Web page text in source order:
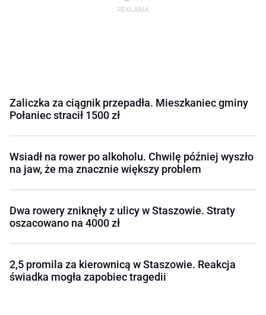
Zaliczka za ciągnik przepadła. Mieszkaniec gminy
Połaniec stracił 1500 zł
Wsiadł na rower po alkoholu. Chwilę później wyszło
na jaw, że ma znacznie większy problem
Dwa rowery zniknęły z ulicy w Staszowie. Straty
oszacowano na 4000 zł
2,5 promila za kierownicą w Staszowie. Reakcja
świadka mogła zapobiec tragedii